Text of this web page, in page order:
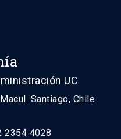
UC
Santiago, Chile
2354 4028